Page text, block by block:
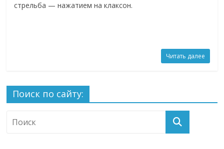
стрельба — нажатием на клаксон.
Читать далее
Поиск по сайту: